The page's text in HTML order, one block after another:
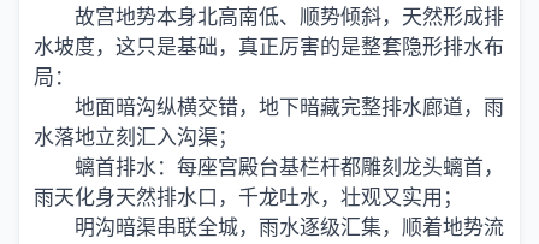
故宫地势本身北高南低、顺势倾斜，天然形成排
水坡度，这只是基础，真正厉害的是整套隐形排水布
局：
地面暗沟纵横交错，地下暗藏完整排水廊道，雨
水落地立刻汇入沟渠；
螭首排水：每座宫殿台基栏杆都雕刻龙头螭首，
雨天化身天然排水口，千龙吐水，壮观又实用；
明沟暗渠串联全城，雨水逐级汇集，顺着地势流